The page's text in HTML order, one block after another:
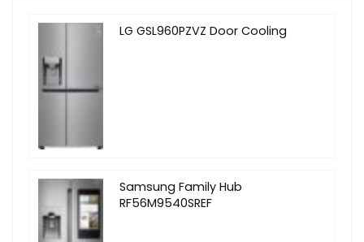
LG GSL960PZVZ Door Cooling
Samsung Family Hub
RF56M9540SREF